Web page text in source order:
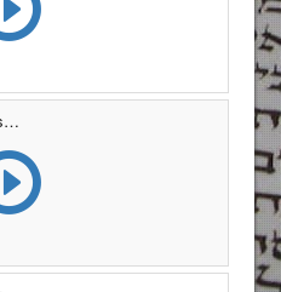
Kommentar zum Wochenabschnitt "Korach"